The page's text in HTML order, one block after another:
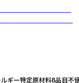
定原材料8品